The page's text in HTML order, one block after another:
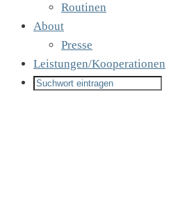
Routinen
About
Presse
Leistungen/Kooperationen